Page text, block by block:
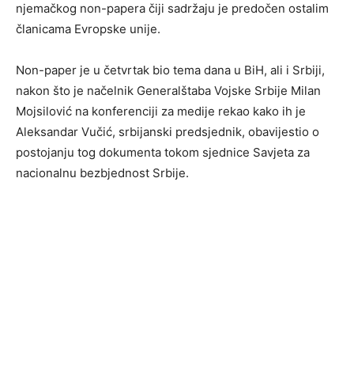
njemačkog non-papera čiji sadržaju je predočen ostalim
članicama Evropske unije.
Non-paper je u četvrtak bio tema dana u BiH, ali i Srbiji,
nakon što je načelnik Generalštaba Vojske Srbije Milan
Mojsilović na konferenciji za medije rekao kako ih je
Aleksandar Vučić, srbijanski predsjednik, obavijestio o
postojanju tog dokumenta tokom sjednice Savjeta za
nacionalnu bezbjednost Srbije.